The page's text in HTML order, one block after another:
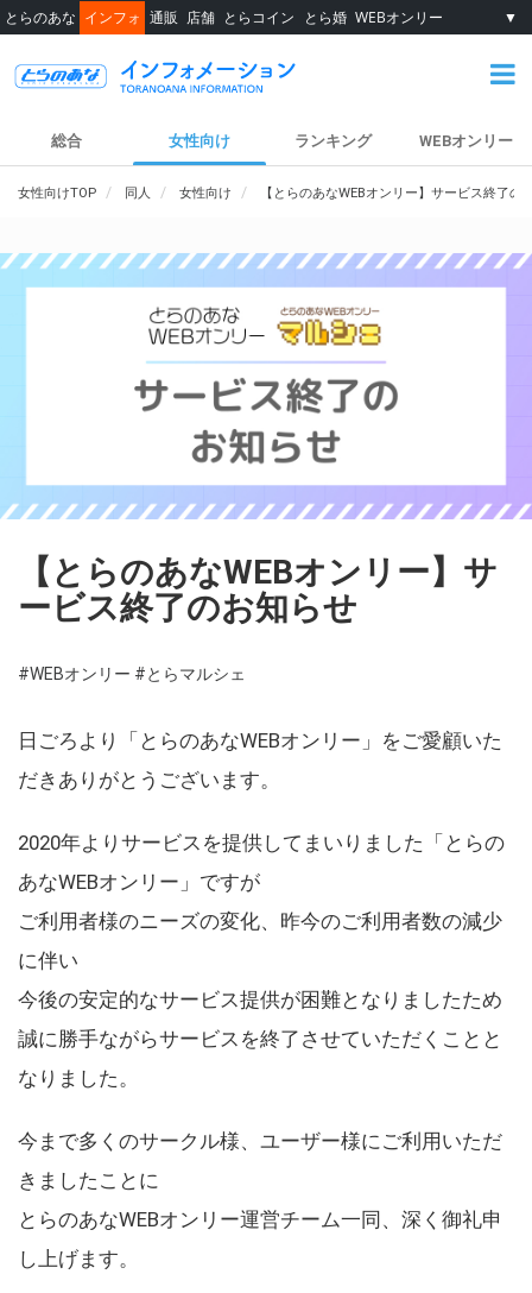
とらのあな インフォ 通販 店舗 とらコイン とら婚 WEBオンリー ▼
総合 女性向け ランキング WEBオンリー
女性向けTOP 同人 女性向け 【とらのあなWEBオンリー】サービス終了の
【とらのあなWEBオンリー】サ
ービス終了のお知らせ
#WEBオンリー #とらマルシェ
日ごろより「とらのあなWEBオンリー」をご愛顧いた
だきありがとうございます。
2020年よりサービスを提供してまいりました「とらの
あなWEBオンリー」ですが
ご利用者様のニーズの変化、昨今のご利用者数の減少
に伴い
今後の安定的なサービス提供が困難となりましたため
誠に勝手ながらサービスを終了させていただくことと
なりました。
今まで多くのサークル様、ユーザー様にご利用いただ
きましたことに
とらのあなWEBオンリー運営チーム一同、深く御礼申
し上げます。